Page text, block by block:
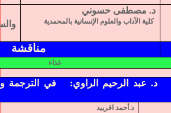
د. مصطفى حسوني
كلية الآداب والعلوم الإنسانية بالمحمدية
مناقشة
غذاء
د. عبد الرحيم الراوي:
في الترجمة و
د.أحمد افرييد